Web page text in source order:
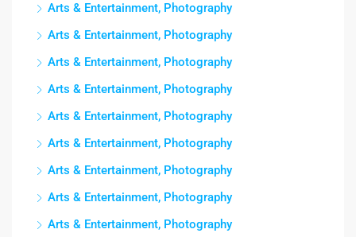
Arts & Entertainment, Photography
Arts & Entertainment, Photography
Arts & Entertainment, Photography
Arts & Entertainment, Photography
Arts & Entertainment, Photography
Arts & Entertainment, Photography
Arts & Entertainment, Photography
Arts & Entertainment, Photography
Arts & Entertainment, Photography